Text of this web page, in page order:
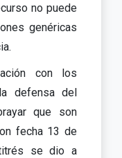
no puede
genéricas
con los
defensa del
que son
fecha 13 de
se dio a